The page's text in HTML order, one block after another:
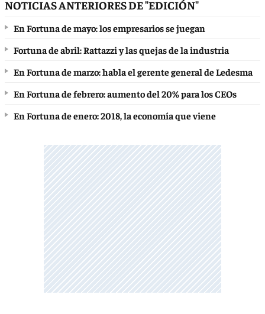
NOTICIAS ANTERIORES DE "EDICIÓN"
En Fortuna de mayo: los empresarios se juegan
Fortuna de abril: Rattazzi y las quejas de la industria
En Fortuna de marzo: habla el gerente general de Ledesma
En Fortuna de febrero: aumento del 20% para los CEOs
En Fortuna de enero: 2018, la economía que viene